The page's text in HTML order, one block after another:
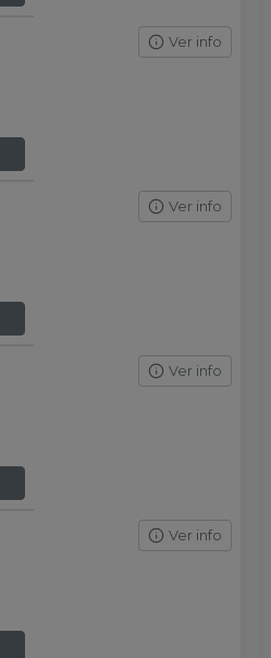
Ver info
Ver info
Ver info
Ver info